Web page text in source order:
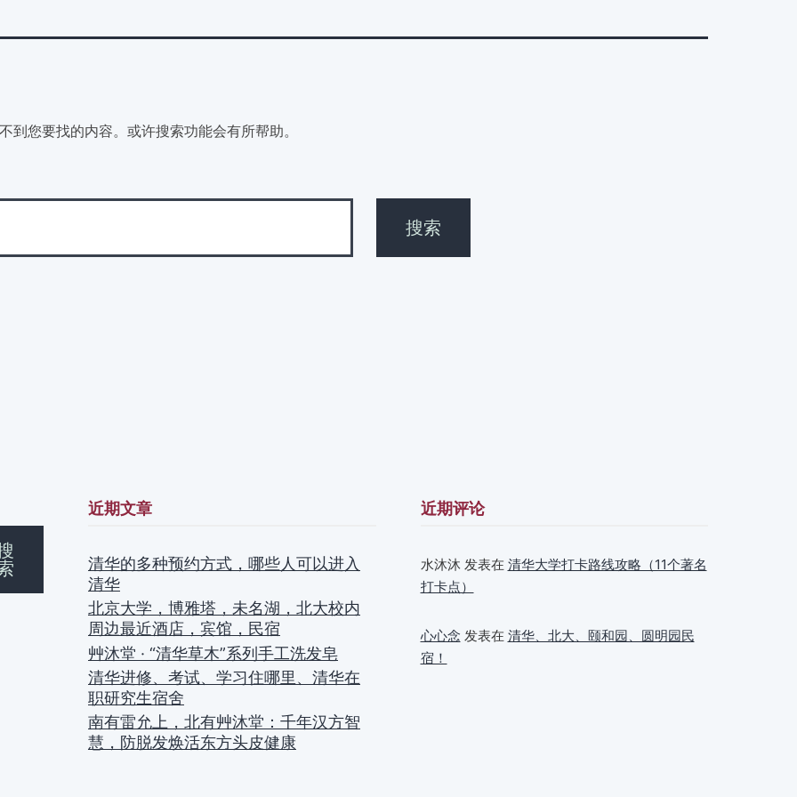
到您要找的内容。或许搜索功能会有所帮助。
近期文章
清华的多种预约方式，哪些人可以进入
清华
北京大学，博雅塔，未名湖，北大校内
周边最近酒店，宾馆，民宿
艸沐堂 · “清华草木”系列手工洗发皂
清华进修、考试、学习住哪里、清华在
职研究生宿舍
南有雷允上，北有艸沐堂：千年汉方智
慧，防脱发焕活东方头皮健康
近期评论
水沐沐发表在 清华大学打卡路线攻略（11个著名
打卡点）
心心念 发表在 清华、北大、颐和园、圆明园民
宿！